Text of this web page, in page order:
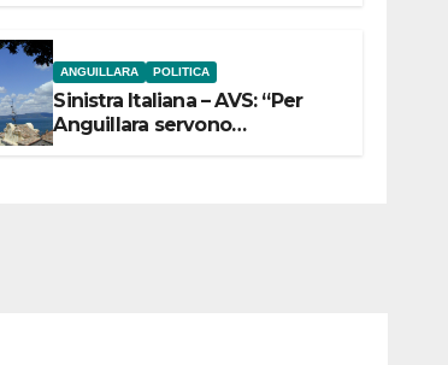
ANGUILLARA POLITICA
Sinistra Italiana – AVS: “Per
Anguillara servono